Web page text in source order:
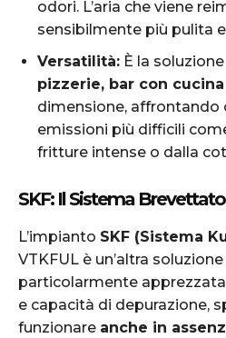
odori. L’aria che viene
sensibilmente più pulita
Versatilità: È la
pizzerie, bar con
dimensione, affrontando
emissioni più difficili
fritture intense o dalla
SKF: Il Sistema
L’impianto SKF (Sistema
VTKFUL è un’altra
particolarmente
e capacità di depurazione,
funzionare anche in